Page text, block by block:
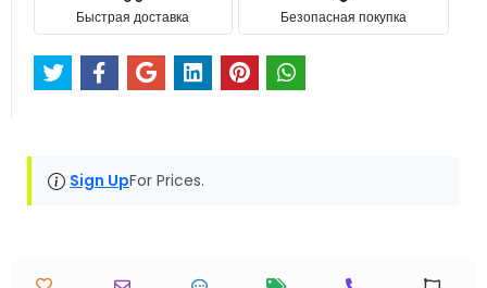
Быстрая доставка Безопасная покупка
Sign UpFor Prices.